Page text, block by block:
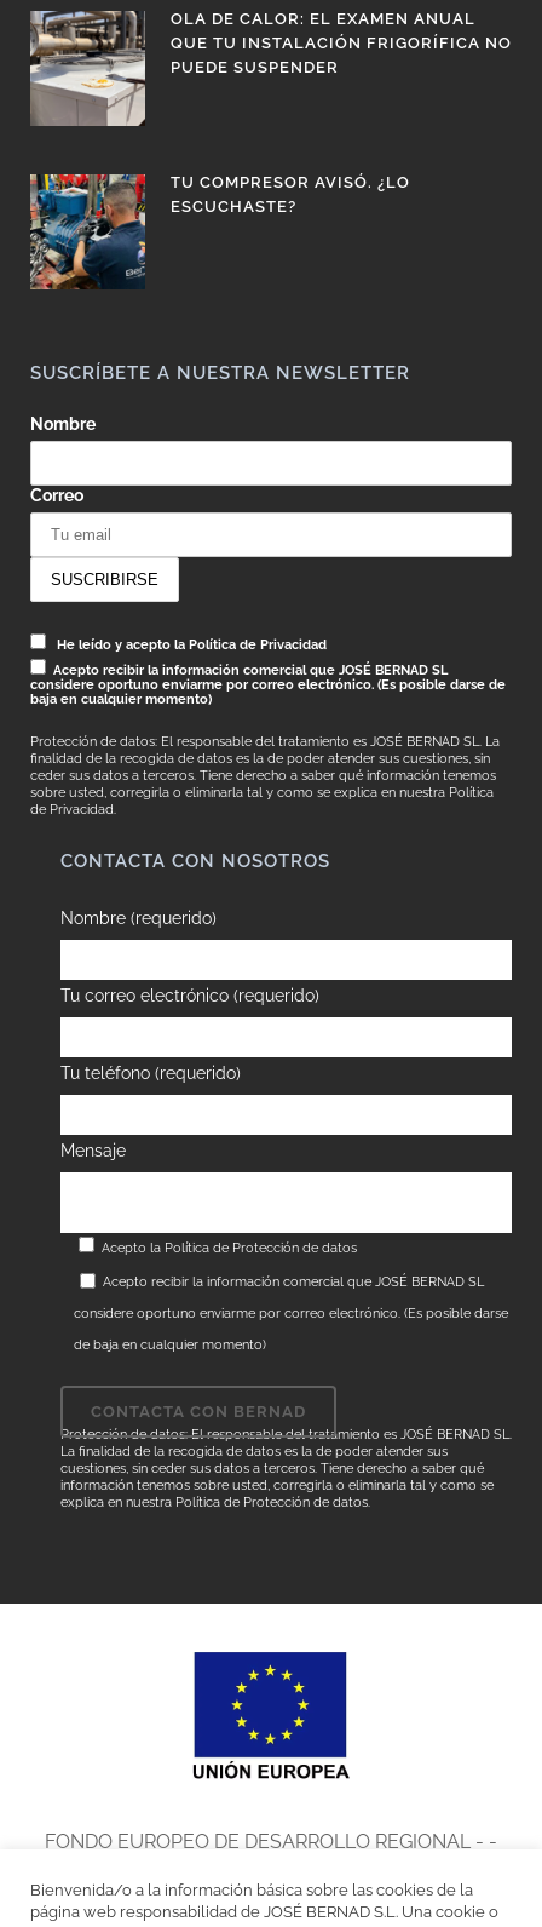
OLA DE CALOR: EL EXAMEN ANUAL
QUE TU INSTALACIÓN FRIGORÍFICA NO
PUEDE SUSPENDER
TU COMPRESOR AVISÓ. ¿LO
ESCUCHASTE?
SUSCRÍBETE A NUESTRA NEWSLETTER
Nombre
Correo
He leído y acepto la Política de Privacidad
Acepto recibir la información comercial que JOSÉ BERNAD SL
considere oportuno enviarme por correo electrónico. (Es posible darse de
baja en cualquier momento)
Protección de datos: El responsable del tratamiento es JOSÉ BERNAD SL. La
finalidad de la recogida de datos es la de poder atender sus cuestiones, sin
ceder sus datos a terceros. Tiene derecho a saber qué información tenemos
sobre usted, corregirla o eliminarla tal y como se explica en nuestra Política
de Privacidad.
CONTACTA CON NOSOTROS
Nombre (requerido)
Tu correo electrónico (requerido)
Tu teléfono (requerido)
Mensaje
Acepto la Política de Protección de datos
Acepto recibir la información comercial que JOSÉ BERNAD SL
considere oportuno enviarme por correo electrónico. (Es posible darse
de baja en cualquier momento)
Protección de datos: El responsable del tratamiento es JOSÉ BERNAD SL.
La finalidad de la recogida de datos es la de poder atender sus
cuestiones, sin ceder sus datos a terceros. Tiene derecho a saber qué
información tenemos sobre usted, corregirla o eliminarla tal y como se
explica en nuestra Política de Protección de datos
FONDO EUROPEO DE DESARROLLO REGIONAL - -
José Bernad, S.L. en el marco del Programa de Iniciación a la
Bienvenida/o a la información básica sobre las cookies de la
página web responsabilidad de JOSÉ BERNAD S.L. Una cookie o